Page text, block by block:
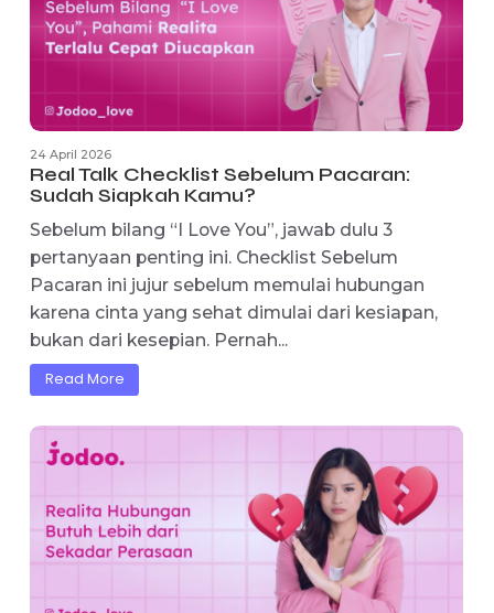
24 April 2026
Belum Siap Secara Finansial Bukan Aib:
Mengapa dan Cara Menghadapinya
Belum siap secara finansial bukan aib; ini
kenyataan yang dihadapi oleh banyak orang di
berbagai tahap kehidupan. Pada masa kini,
dengan tekanan untuk terlihat sukses dan
secara finansial,...
Read More